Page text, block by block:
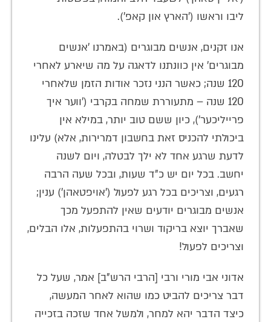
ליבו וראשו ('הארץ און קאפ').
אנו זקנים, אנשים מבוגרים (באמרנו 'אנשים
מבוגרים' אין כוונתנו לדאגה על מה שיארע לאחרי
120 שנה; כאשר הנני נזכר אודות הזמן שלאחרי
120 שנה – מתעוררת שמחה בקרבי ('ווער איך
פרייליכער'), כיון ששם טוב יותר, במילא אין
ביכולתי להכניס זאת בחשבון דמרירות, אלא) עלינו
לדעת שרגע אחד לא ילך לבטלה, ויום לשנה
יחשב. בכל יום יש כ"ד שעות, ובכל שעה הרבה
רגעים, וצריכים בכל רגע לפעול ('אויפטאהן') ענין;
אנשים מבוגרים יודעים שאין להתפעל מכך
שאברך יוצא בריקוד ושרוי בהתפעלות, אלו הבלים,
וצריכים לפעול!
אדוני אבי מורי ורבי [הרבי הרש"ב] אמר, שעל כל
דבר צריכים להביט כמו שהוא לאחר המעשה,
כיצד הדבר יהא למחר, ולמשל אחד שזכה בזכייה